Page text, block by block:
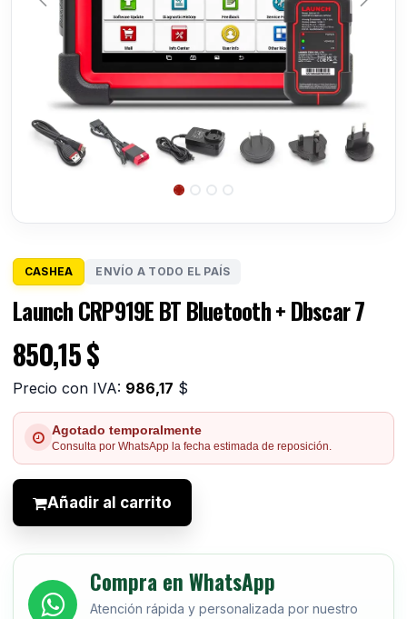
CASHEA ENVÍO A TODO EL PAÍS
Launch CRP919E BT Bluetooth + Dbscar 7
850,15$
Precio con IVA: 986,17 $
Agotado temporalmente
Consulta por WhatsApp la fecha estimada de reposición.
Añadir al carrito
Compra en WhatsApp
Atención rápida y personalizada por nuestro